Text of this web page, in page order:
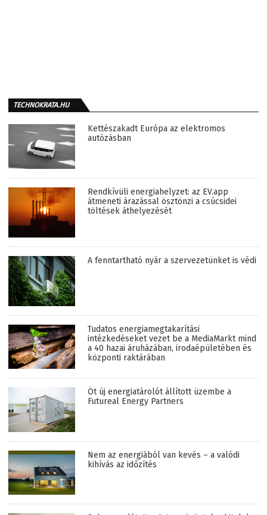
TECHNOKRATA.HU
Kettészakadt Európa az elektromos
autózásban
Rendkívüli energiahelyzet: az EV.app
átmeneti árazással ösztönzi a csúcsidei
töltések áthelyezését
A fenntartható nyár a szervezetünket is védi
Tudatos energiamegtakarítási
intézkedéseket vezet be a MediaMarkt mind
a 40 hazai áruházában, irodaépületében és
központi raktárában
Öt új energiatárolót állított üzembe a
Futureal Energy Partners
Nem az energiából van kevés – a valódi
kihívás az időzítés